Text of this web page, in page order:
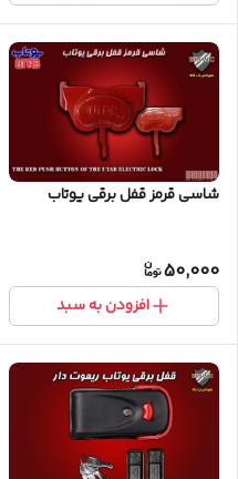
شاسی قرمز قفل برقی یوتاب
50,000
افزودن به سبد